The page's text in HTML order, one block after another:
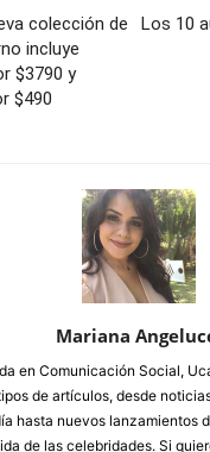
colección de
incluye
$3790 y
$490
Los 10
Mariana
en Comunicación Social,
de artículos, desde
hasta nuevos lanzamientos
de las celebridades. Si